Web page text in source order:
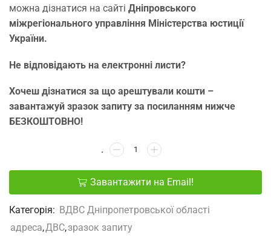
можна дізнатися на сайті Дніпровського
міжрегіонального управління Міністерства юстиції
України.
Не відповідають на електронні листи?
Хочеш дізнатися за що арештували кошти –
завантажуй зразок запиту за посиланням нижче
БЕЗКОШТОВНО!
Завантажити на Email!
Категорія: ВДВС Дніпропетровської області
адреса,ДВС,зразок запиту